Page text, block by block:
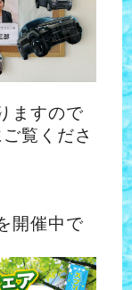
ますので
覧くださ
開催中で